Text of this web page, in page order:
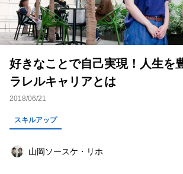
スキルアップ ビジネス 学び
インタビュー カルチャー
イベントレポート ライフスタイ
美容師 イベント
好きなことで自己実現！人生を
ラレルキャリアとは
2018/06/21
スキルアップ
山岡ソースケ・リホ